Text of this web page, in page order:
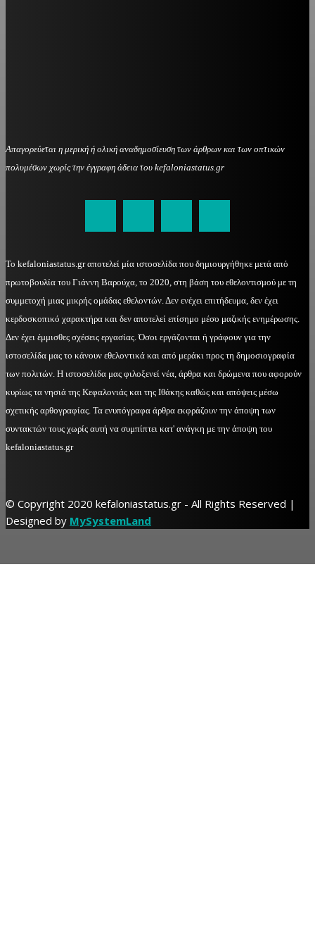
Απαγορεύεται η μερική ή ολική αναδημοσίευση των άρθρων και των οπτικών
πολυμέσων χωρίς την έγγραφη άδεια του kefaloniastatus.gr
Το kefaloniastatus.gr αποτελεί μία ιστοσελίδα που δημιουργήθηκε μετά από
πρωτοβουλία του Γιάννη Βαρούχα, το 2020, στη βάση του εθελοντισμού με τη
συμμετοχή μιας μικρής ομάδας εθελοντών. Δεν ενέχει επιτήδευμα, δεν έχει
κερδοσκοπικό χαρακτήρα και δεν αποτελεί επίσημο μέσο μαζικής ενημέρωσης.
Δεν έχει έμμισθες σχέσεις εργασίας. Όσοι εργάζονται ή γράφουν για την
ιστοσελίδα μας το κάνουν εθελοντικά και από μεράκι προς τη δημοσιογραφία
των πολιτών. Η ιστοσελίδα μας φιλοξενεί νέα, άρθρα και δρώμενα που αφορούν
κυρίως τα νησιά της Κεφαλονιάς και της Ιθάκης καθώς και απόψεις μέσω
σχετικής αρθογραφίας. Τα ενυπόγραφα άρθρα εκφράζουν την άποψη των
συντακτών τους χωρίς αυτή να συμπίπτει κατ' ανάγκη με την άποψη του
kefaloniastatus.gr
© Copyright 2020 kefaloniastatus.gr - All Rights Reserved |
Designed by MySystemLand